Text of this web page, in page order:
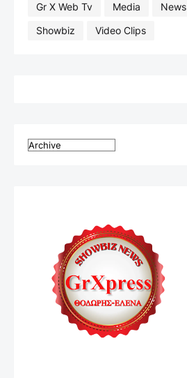
Gr X Web Tv Media News
Showbiz
Video Clips